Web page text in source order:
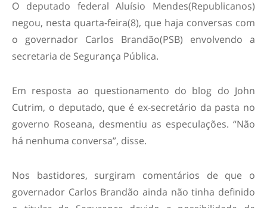
O deputado federal Aluísio Mendes(Republicanos)
negou, nesta quarta-feira(8), que haja conversas com
o governador Carlos Brandão(PSB) envolvendo a
secretaria de Segurança Pública.
Em resposta ao questionamento do blog do John
Cutrim, o deputado, que é ex-secretário da pasta no
governo Roseana, desmentiu as especulações. “Não
há nenhuma conversa”, disse.
Nos bastidores, surgiram comentários de que o
governador Carlos Brandão ainda não tinha definido